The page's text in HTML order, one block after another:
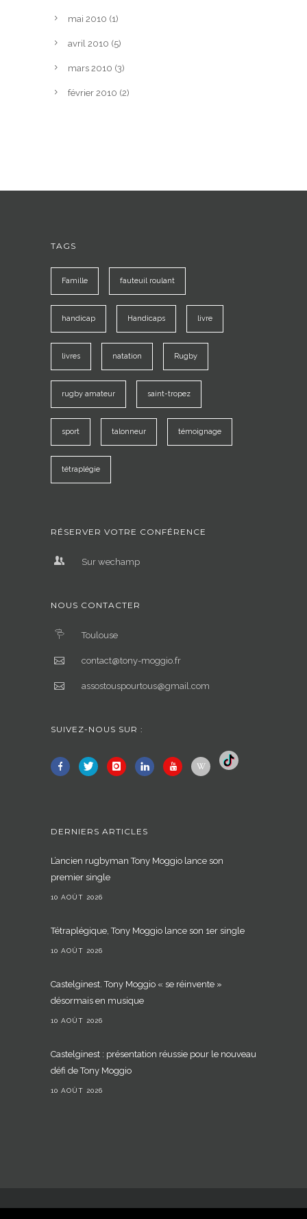
mai 2010 (1)
avril 2010 (5)
mars 2010 (3)
février 2010 (2)
TAGS
Famille fauteuil roulant
handicap Handicaps livre
livres natation Rugby
rugby amateur saint-tropez
sport talonneur témoignage
tétraplégie
RÉSERVER VOTRE CONFÉRENCE
Sur wechamp
NOUS CONTACTER
Toulouse
contact@tony-moggio.fr
assostouspourtous@gmail.com
SUIVEZ-NOUS SUR :
DERNIERS ARTICLES
L’ancien rugbyman Tony Moggio lance son
premier single
10 AOÛT 2026
Tétraplégique, Tony Moggio lance son 1er single
10 AOÛT 2026
Castelginest. Tony Moggio « se réinvente »
désormais en musique
10 AOÛT 2026
Castelginest : présentation réussie pour le nouveau
défi de Tony Moggio
10 AOÛT 2026